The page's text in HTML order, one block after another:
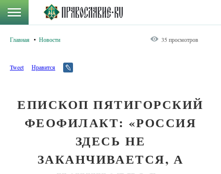
Главная Новости 35 просмотров
Tweet Нравится
ЕПИСКОП ПЯТИГОРСКИЙ
ФЕОФИЛАКТ: «РОССИЯ
ЗДЕСЬ НЕ
ЗАКАНЧИВАЕТСЯ, А